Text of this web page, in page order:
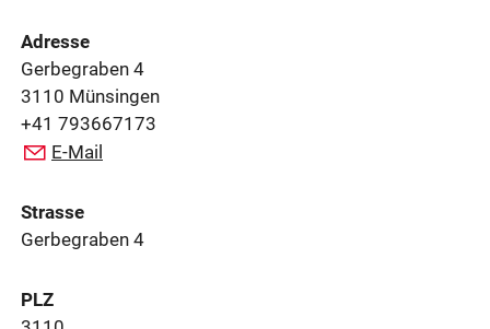
Adresse
Gerbegraben 4
3110 Münsingen
+41 793667173
E-Mail
Strasse
Gerbegraben 4
PLZ